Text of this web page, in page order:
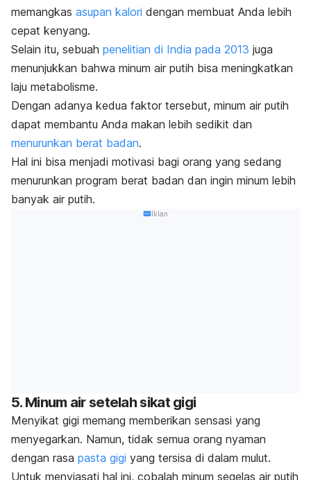
memangkas asupan kalori dengan membuat Anda lebih
cepat kenyang.
Selain itu, sebuah penelitian di India pada 2013 juga
menunjukkan bahwa minum air putih bisa meningkatkan
laju metabolisme.
Dengan adanya kedua faktor tersebut, minum air putih
dapat membantu Anda makan lebih sedikit dan
menurunkan berat badan.
Hal ini bisa menjadi motivasi bagi orang yang sedang
menurunkan program berat badan dan ingin minum lebih
banyak air putih.
Iklan
5. Minum air setelah sikat gigi
Menyikat gigi memang memberikan sensasi yang
menyegarkan. Namun, tidak semua orang nyaman
dengan rasa pasta gigi yang tersisa di dalam mulut.
Untuk menyiasati hal ini, cobalah minum segelas air putih